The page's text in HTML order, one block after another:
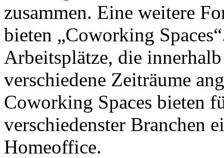
zusammen. Eine weitere
bieten „Coworking
Arbeitsplätze, die
verschiedene Zeiträume
Coworking Spaces bieten
verschiedenster Branchen
Homeoffice.